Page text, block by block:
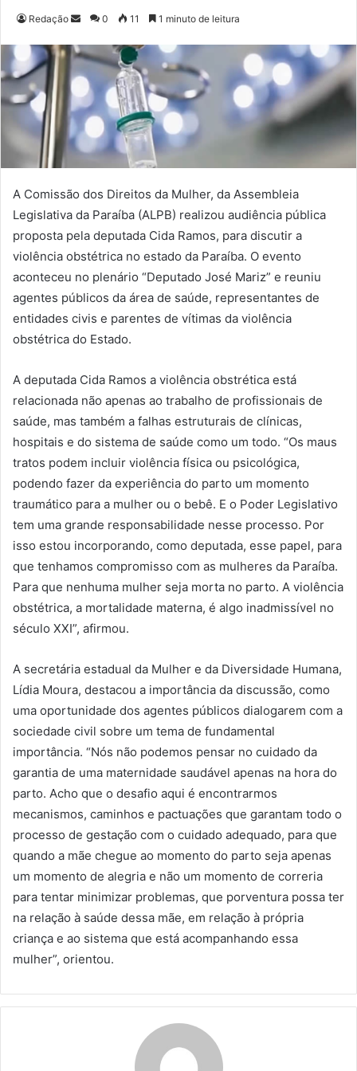
Redação
n
d
e
u
m
e
-
m
a
i
0 11 1 minuto de leitura
A Comissão dos Direitos da Mulher, da Assembleia
Legislativa da Paraíba (ALPB) realizou audiência pública
proposta pela deputada Cida Ramos, para discutir a
violência obstétrica no estado da Paraíba. O evento
aconteceu no plenário “Deputado José Mariz” e reuniu
agentes públicos da área de saúde, representantes de
entidades civis e parentes de vítimas da violência
obstétrica do Estado.
A deputada Cida Ramos a violência obstrética está
relacionada não apenas ao trabalho de profissionais de
saúde, mas também a falhas estruturais de clínicas,
hospitais e do sistema de saúde como um todo. “Os maus
tratos podem incluir violência física ou psicológica,
podendo fazer da experiência do parto um momento
traumático para a mulher ou o bebê. E o Poder Legislativo
tem uma grande responsabilidade nesse processo. Por
isso estou incorporando, como deputada, esse papel, para
que tenhamos compromisso com as mulheres da Paraíba.
Para que nenhuma mulher seja morta no parto. A violência
obstétrica, a mortalidade materna, é algo inadmissível no
século XXI”, afirmou.
A secretária estadual da Mulher e da Diversidade Humana,
Lídia Moura, destacou a importância da discussão, como
uma oportunidade dos agentes públicos dialogarem com a
sociedade civil sobre um tema de fundamental
importância. “Nós não podemos pensar no cuidado da
garantia de uma maternidade saudável apenas na hora do
parto. Acho que o desafio aqui é encontrarmos
mecanismos, caminhos e pactuações que garantam todo o
processo de gestação com o cuidado adequado, para que
quando a mãe chegue ao momento do parto seja apenas
um momento de alegria e não um momento de correria
para tentar minimizar problemas, que porventura possa ter
na relação à saúde dessa mãe, em relação à própria
criança e ao sistema que está acompanhando essa
mulher”, orientou.